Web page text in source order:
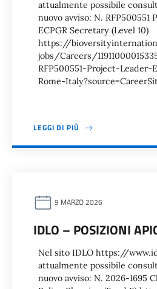
attualmente possibile
nuovo avviso: N. RFP500551
ECPGR Secretary (Level 10)
https://
jobs/Careers/
RFP500551-Project-Leader-
Rome-
LEGGI DI PIÙ
9 MARZO 2026
IDLO – POSIZIONI
Nel sito IDLO https://
attualmente possibile
nuovo avviso: N. 2026-1695